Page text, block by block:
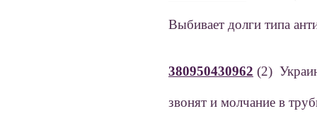
Выбивает долги типа
380950430962 (2)
звонят и молчание в